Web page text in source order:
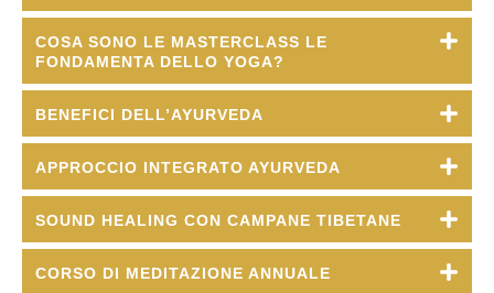
COSA SONO LE MASTERCLASS LE
FONDAMENTA DELLO YOGA?
BENEFICI DELL’AYURVEDA
APPROCCIO INTEGRATO AYURVEDA
SOUND HEALING CON CAMPANE TIBETANE
CORSO DI MEDITAZIONE ANNUALE